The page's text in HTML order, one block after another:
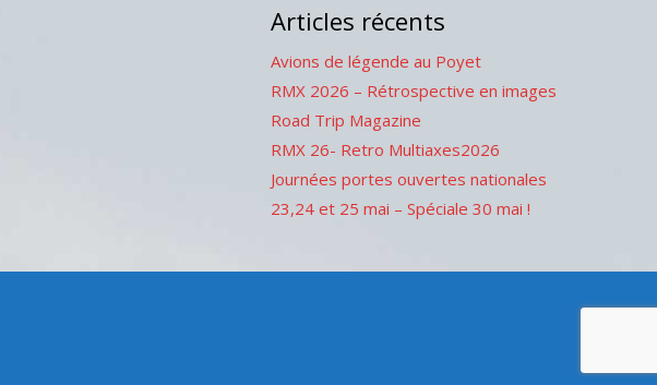
Articles récents
Avions de légende au Poyet
RMX 2026 – Rétrospective en images
Road Trip Magazine
RMX 26- Retro Multiaxes2026
Journées portes ouvertes nationales
23,24 et 25 mai – Spéciale 30 mai !